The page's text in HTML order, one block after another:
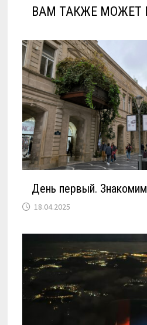
ВАМ ТАКЖЕ МОЖЕТ
День первый.
18.04.2025